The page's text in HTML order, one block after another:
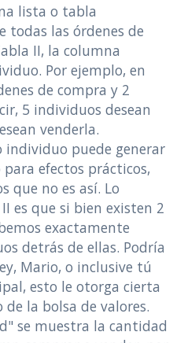
lista o tabla
todas las órdenes de
II, la columna
Por ejemplo, en
de compra y 2
5 individuos desean
venderla.
puede generar
efectos prácticos,
que no es así. Lo
es que si bien existen 2
exactamente
detrás de ellas. Podría
Mario, o inclusive tú
esto le otorga cierta
la bolsa de valores.
se muestra la cantidad